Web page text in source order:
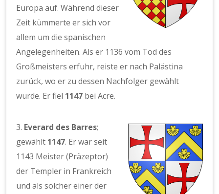
Europa auf. Während dieser
Zeit kümmerte er sich vor
allem um die spanischen
Angelegenheiten. Als er 1136 vom Tod des
Großmeisters erfuhr, reiste er nach Palästina
zurück, wo er zu dessen Nachfolger gewählt
wurde. Er fiel 1147 bei Acre.
3. Everard des Barres;
gewählt 1147. Er war seit
1143 Meister (Präzeptor)
der Templer in Frankreich
und als solcher einer der